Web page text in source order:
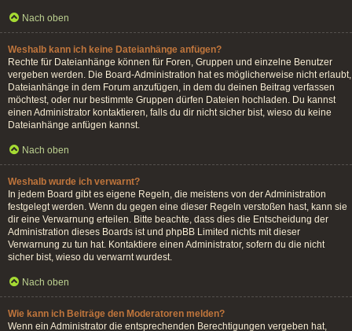
Nach oben
Weshalb kann ich keine Dateianhänge anfügen?
Rechte für Dateianhänge können für Foren, Gruppen und einzelne Benutzer
vergeben werden. Die Board-Administration hat es möglicherweise nicht erlaubt,
Dateianhänge in dem Forum anzufügen, in dem du deinen Beitrag verfassen
möchtest, oder nur bestimmte Gruppen dürfen Dateien hochladen. Du kannst
einen Administrator kontaktieren, falls du dir nicht sicher bist, wieso du keine
Dateianhänge anfügen kannst.
Nach oben
Weshalb wurde ich verwarnt?
In jedem Board gibt es eigene Regeln, die meistens von der Administration
festgelegt werden. Wenn du gegen eine dieser Regeln verstoßen hast, kann sie
dir eine Verwarnung erteilen. Bitte beachte, dass dies die Entscheidung der
Administration dieses Boards ist und phpBB Limited nichts mit dieser
Verwarnung zu tun hat. Kontaktiere einen Administrator, sofern du die nicht
sicher bist, wieso du verwarnt wurdest.
Nach oben
Wie kann ich Beiträge den Moderatoren melden?
Wenn ein Administrator die entsprechenden Berechtigungen vergeben hat,